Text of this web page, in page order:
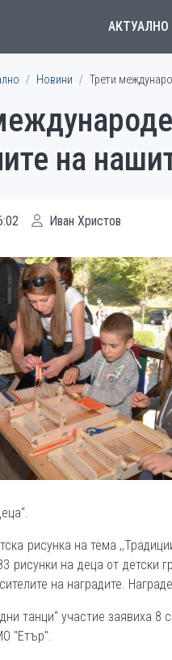
АКТУАЛНО
Новини Трети
на
Иван Христов
рисунка на тема
рисунки на деца от детски
на наградите.
танци“ участие заявиха
"Етър".